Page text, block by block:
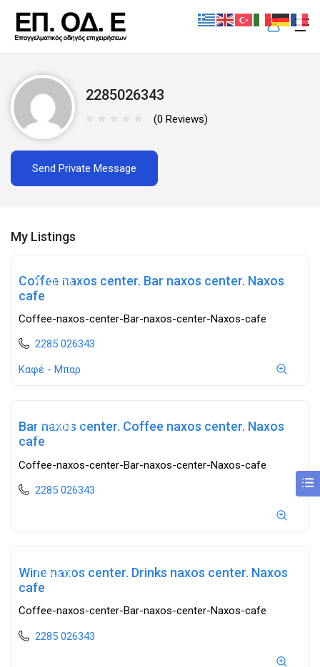
2285026343
(0 Reviews)
Send Private Message
My Listings
Ανοιχτά
Coffee naxos center. Bar naxos center. Naxos
cafe
Coffee-naxos-center-Bar-naxos-center-Naxos-cafe
2285 026343
Καφέ - Μπαρ
Ανοιχτά
Bar naxos center. Coffee naxos center. Naxos
cafe
Coffee-naxos-center-Bar-naxos-center-Naxos-cafe
2285 026343
Ανοιχτά
Wine naxos center. Drinks naxos center. Naxos
cafe
Coffee-naxos-center-Bar-naxos-center-Naxos-cafe
2285 026343